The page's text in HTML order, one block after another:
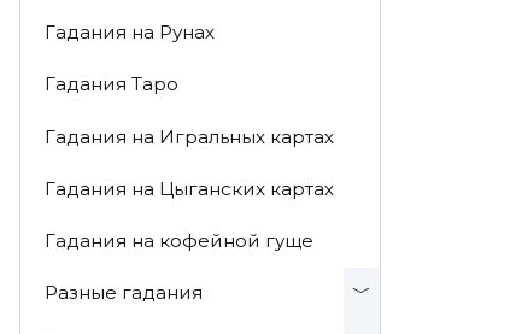
Гадания на Рунах
Гадания Таро
Гадания на Игральных картах
Гадания на Цыганских картах
Гадания на кофейной гуще
Разные гадания